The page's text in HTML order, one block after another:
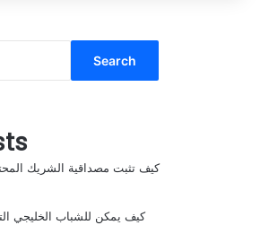
Search
كيف تثبت مصداقية الشريك
كيف يمكن للشباب الخليجي